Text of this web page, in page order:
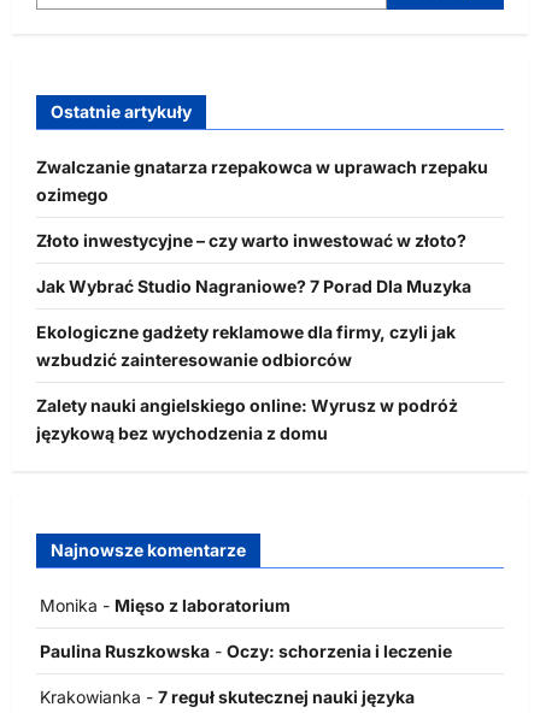
Ostatnie artykuły
Zwalczanie gnatarza rzepakowca w uprawach rzepaku
ozimego
Złoto inwestycyjne – czy warto inwestować w złoto?
Jak Wybrać Studio Nagraniowe? 7 Porad Dla Muzyka
Ekologiczne gadżety reklamowe dla firmy, czyli jak
wzbudzić zainteresowanie odbiorców
Zalety nauki angielskiego online: Wyrusz w podróż
językową bez wychodzenia z domu
Najnowsze komentarze
Monika - Mięso z laboratorium
Paulina Ruszkowska - Oczy: schorzenia i leczenie
Krakowianka - 7 reguł skutecznej nauki języka